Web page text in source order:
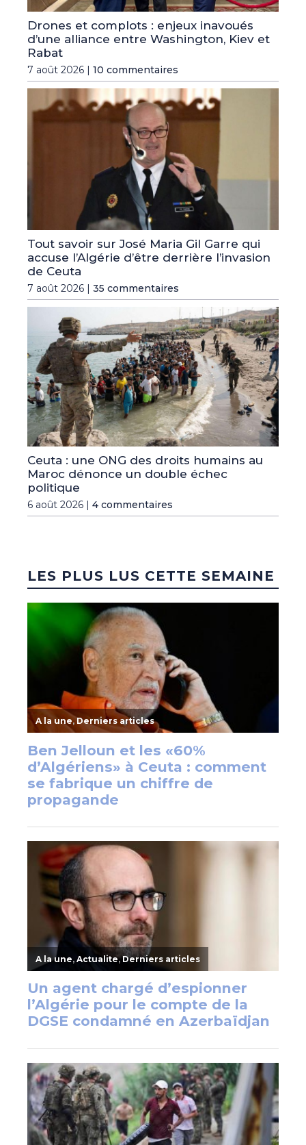
Drones et complots : enjeux inavoués
d’une alliance entre Washington, Kiev et
Rabat
7 août 2026 | 10 commentaires
Tout savoir sur José Maria Gil Garre qui
accuse l’Algérie d’être derrière l’invasion
de Ceuta
7 août 2026 | 35 commentaires
Ceuta : une ONG des droits humains au
Maroc dénonce un double échec
politique
6 août 2026 | 4 commentaires
LES PLUS LUS CETTE SEMAINE